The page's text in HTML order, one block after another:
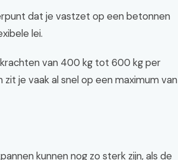
dat je vastzet op een betonnen
lei.
van 400 kg tot 600 kg per
je vaak al snel op een maximum van
kunnen nog zo sterk zijn, als de